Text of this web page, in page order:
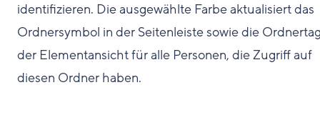
identifizieren. Die ausgewählte Farbe aktualisiert das
Ordnersymbol in der Seitenleiste sowie die
der Elementansicht für alle Personen, die Zugriff auf
diesen Ordner haben.